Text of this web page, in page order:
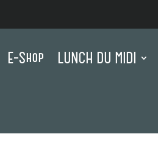
E-Shop LUNCH DU MIDI